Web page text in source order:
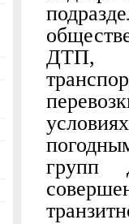
ДТП,
групп